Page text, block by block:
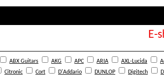
E-
ABX Guitars AKG APC ARIA AXL-Lucida
Citronic Cort D'Addario DUNLOP Digitech